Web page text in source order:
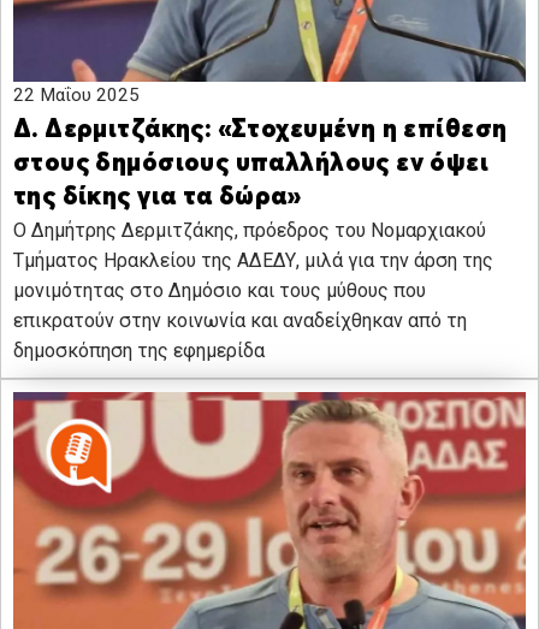
22 Μαΐου 2025
Δ. Δερμιτζάκης: «Στοχευμένη η επίθεση
στους δημόσιους υπαλλήλους εν όψει
της δίκης για τα δώρα»
Ο Δημήτρης Δερμιτζάκης, πρόεδρος του Νομαρχιακού
Τμήματος Ηρακλείου της ΑΔΕΔΥ, μιλά για την άρση της
μονιμότητας στο Δημόσιο και τους μύθους που
επικρατούν στην κοινωνία και αναδείχθηκαν από τη
δημοσκόπηση της εφημερίδα